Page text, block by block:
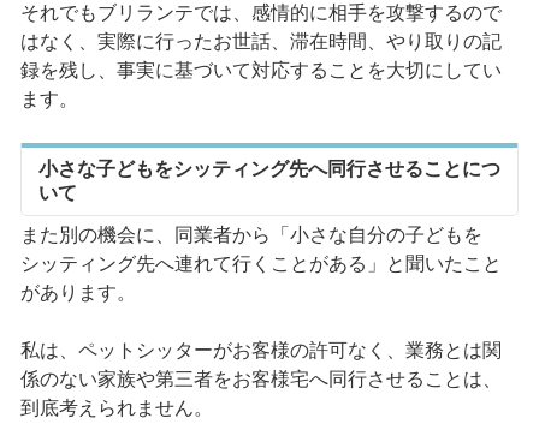
それでもブリランテでは、感情的に相手を攻撃するので
はなく、実際に行ったお世話、滞在時間、やり取りの記
録を残し、事実に基づいて対応することを大切にしてい
ます。
小さな子どもをシッティング先へ同行させることにつ
いて
また別の機会に、同業者から「小さな自分の子どもを
シッティング先へ連れて行くことがある」と聞いたこと
があります。
私は、ペットシッターがお客様の許可なく、業務とは関
係のない家族や第三者をお客様宅へ同行させることは、
到底考えられません。